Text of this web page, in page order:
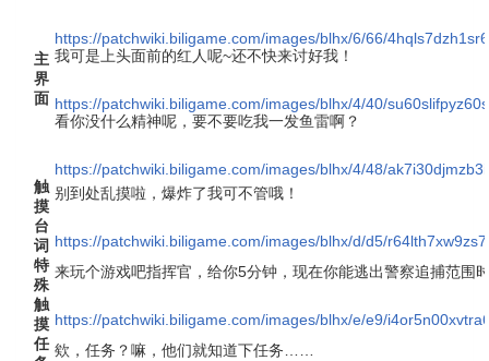
主
界
面
https://patchwiki.biligame.com/images/blhx/6/66/
我可是上头面前的红人呢~还不快来讨好我！
https://patchwiki.biligame.com/images/blhx/4/40/
看你没什么精神呢，要不要吃我一发鱼雷啊？
https://patchwiki.biligame.com/images/blhx/4/48/
触
摸
台
词
别到处乱摸啦，爆炸了我可不管哦！
https://patchwiki.biligame.com/images/blhx/d/d5/
特
殊
触
摸
来玩个游戏吧指挥官，给你5分钟，现在你能逃出警察追捕范围
https://patchwiki.biligame.com/images/blhx/e/e9/
任 欸，任务？嘛，他们就知道下任务……